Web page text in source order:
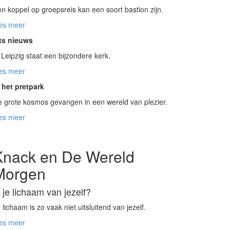
koppel op groepsreis kan een soort bastion zijn.
meer
nieuws
staat een bijzondere kerk.
meer
pretpark
grote kosmos gevangen in een wereld van plezier.
meer
en De Wereld
je lichaam van jezelf?
lichaam is zo vaak niet uitsluitend van jezelf.
meer